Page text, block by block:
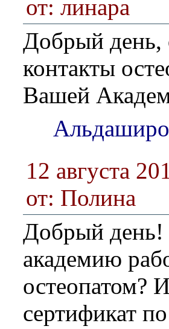
от: линара
Добрый день,
контакты
Вашей
12 августа
от: Полина
Добрый
академию
остеопатом?
сертификат